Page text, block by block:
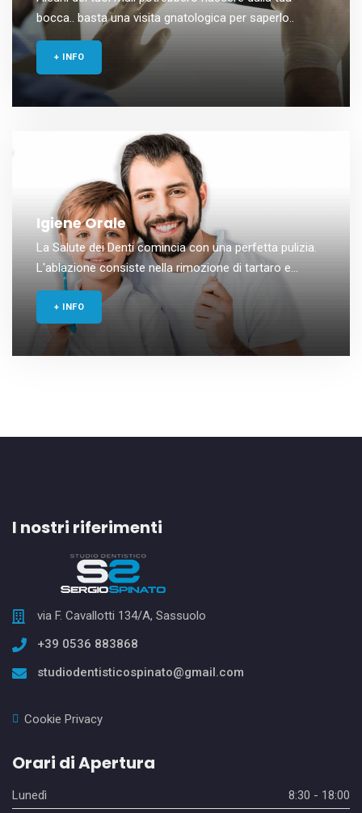
bocca.. basta una visita gnatologica per saperlo..
+ INFO
Igiene Orale
La Salute dei Denti comincia con una perfetta pulizia.
L'ablazione consiste nella rimozione di tartaro e...
+ INFO
I nostri riferimenti
via F. Cavallotti 134/A, Sassuolo
+39 0536 883868
studiodentisticospinato@gmail.com
Cookie Privacy
Orari di Apertura
Lunedì
8:30 - 18:00